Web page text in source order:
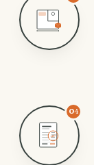
VAST
04